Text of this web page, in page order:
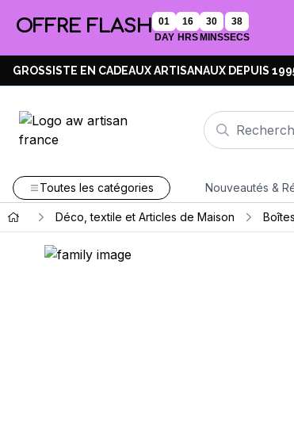
OFFRE FLASH
01
DAY
16
HRS
30
MINS
37
SECS
GROSSISTE EN CADEAUX ARTISANAUX DEPUIS
Toutes les catégories Nouveautés &
Déco, textile et Articles de Maison